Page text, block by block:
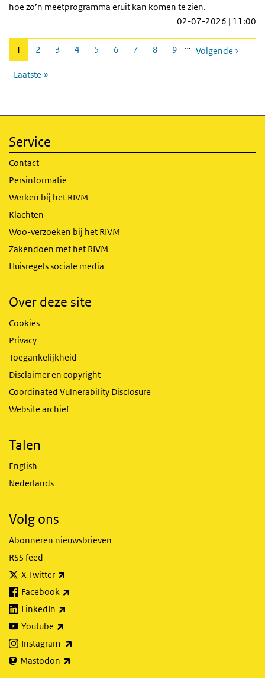
hoe zo’n meetprogramma eruit kan komen te zien.
02-07-2026 | 11:00
Paginering
Huidige
pagina
1 Pagina
2 Pagina
3 Pagina
4 Pagina
5 Pagina
6 Pagina
7 Pagina
8 Pagina
9 … Volgende ›
Laatste »
Service
Contact
Persinformatie
Werken bij het RIVM
Klachten
Woo-verzoeken bij het RIVM
Zakendoen met het RIVM
Huisregels sociale media
Over deze site
Cookies
Privacy
Toegankelijkheid
Disclaimer en copyright
Coordinated Vulnerability Disclosure
Website archief
Talen
English
Nederlands
Volg ons
Abonneren nieuwsbrieven
RSS feed
X Twitter
Facebook
LinkedIn
Youtube
Instagram
Mastodon